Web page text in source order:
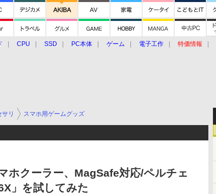
CPU SSD PC本体 ゲーム 電子工作 特価情報
リ スマホ用ゲームグッズ
ホクーラー、MagSafe対応/ペルチェ
」を試してみた